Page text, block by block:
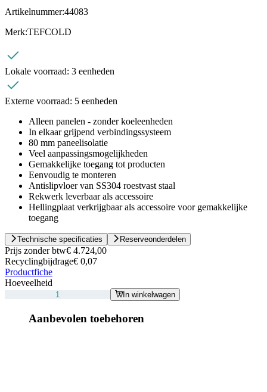
Artikelnummer:44083
Merk:TEFCOLD
Lokale voorraad: 3 eenheden
Externe voorraad: 5 eenheden
Alleen panelen - zonder koeleenheden
In elkaar grijpend verbindingssysteem
80 mm paneelisolatie
Veel aanpassingsmogelijkheden
Gemakkelijke toegang tot producten
Eenvoudig te monteren
Antislipvloer van SS304 roestvast staal
Rekwerk leverbaar als accessoire
Hellingplaat verkrijgbaar als accessoire voor gemakkelijke
toegang
Technische specificaties Reserveonderdelen
Prijs zonder btw€ 4.724,00
Recyclingbijdrage€ 0,07
Productfiche
Hoeveelheid
In winkelwagen
Aanbevolen toebehoren